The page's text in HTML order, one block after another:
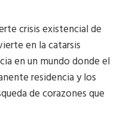
crisis existencial de
en la catarsis
en un mundo donde el
residencia y los
de corazones que